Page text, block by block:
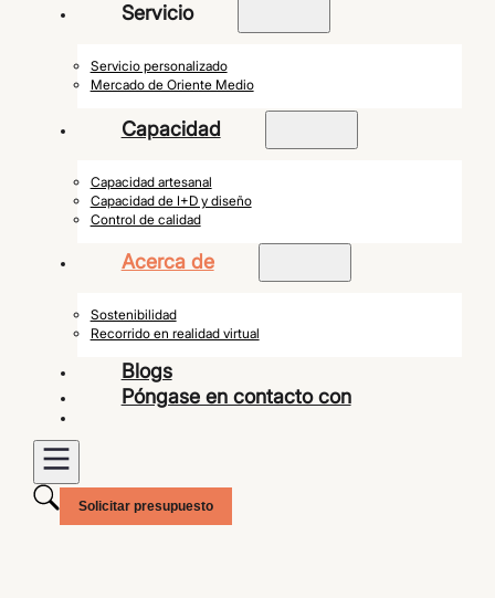
Servicio
Servicio personalizado
Mercado de Oriente Medio
Capacidad
Capacidad artesanal
Capacidad de I+D y diseño
Control de calidad
Acerca de
Sostenibilidad
Recorrido en realidad virtual
Blogs
Póngase en contacto con
Solicitar presupuesto